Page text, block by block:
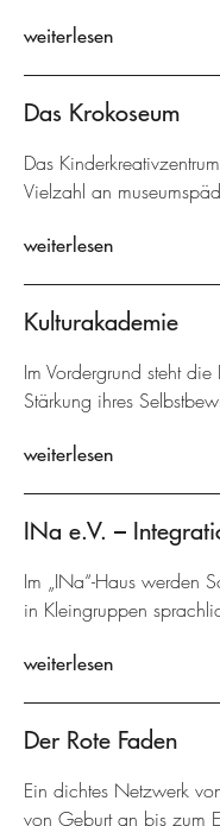
weiterlesen
Das Krokoseum
Das
Vielzahl an
weiterlesen
Kulturakademie
Im Vordergrund steht
Stärkung ihres
weiterlesen
INa e.V. –
Im „INa“-Haus werden
in Kleingruppen
weiterlesen
Der Rote Faden
Ein dichtes Netzwerk
von Geburt an bis zum